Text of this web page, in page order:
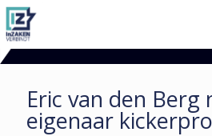
Eric van den Berg
eigenaar